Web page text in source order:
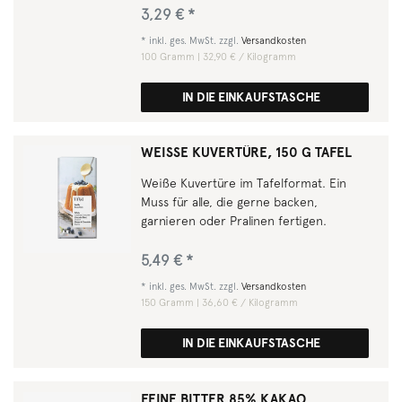
3,29 € *
* inkl. ges. MwSt. zzgl.Versandkosten
100 Gramm | 32,90 € / Kilogramm
IN DIE EINKAUFSTASCHE
WEISSE KUVERTÜRE, 150 G TAFEL
Weiße Kuvertüre im Tafelformat. Ein
Muss für alle, die gerne backen,
garnieren oder Pralinen fertigen.
5,49 € *
* inkl. ges. MwSt. zzgl.Versandkosten
150 Gramm | 36,60 € / Kilogramm
IN DIE EINKAUFSTASCHE